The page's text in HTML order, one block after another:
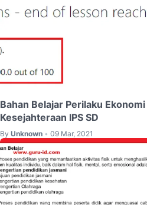
Bahan Belajar Perilaku Ekonomi
Kesejahteraan IPS SD
By Unknown • 09 Mar, 2021